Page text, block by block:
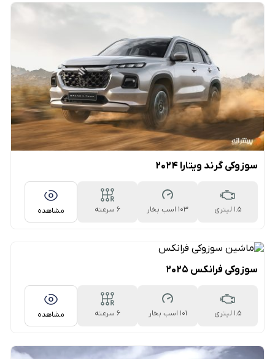
سوزوکی گرند ویتارا 2024
1.5 لیتری 103 اسب بخار
6 سرعته
مشاهده
سوزوکی فرانکس ۲۰۲۵
1.5 لیتری 101 اسب بخار
۶ سرعته
مشاهده